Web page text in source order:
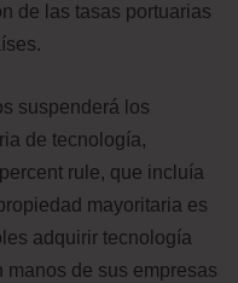
de las tasas portuarias
suspenderá los
de tecnología,
rule, que incluía
mayoritaria es
adquirir tecnología
de sus empresas